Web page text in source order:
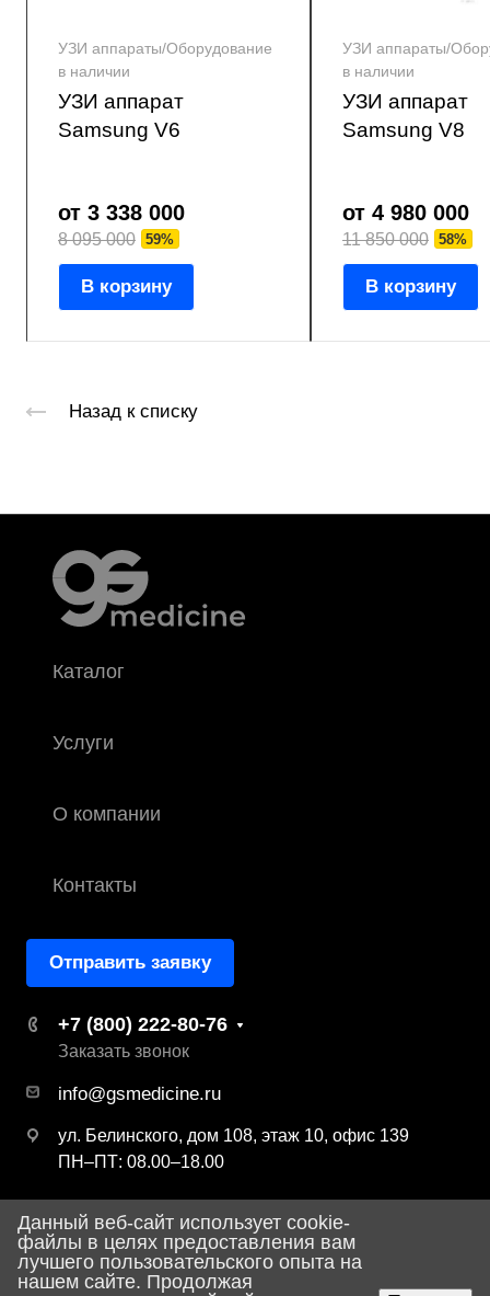
УЗИ аппараты/Оборудование
в наличии
УЗИ аппарат
Samsung V6
от 3 338 000
8 095 000 59%
В корзину
УЗИ аппараты/
в наличии
УЗИ аппарат
Samsung V8
от 4 980 000
11 850 000 58%
В корзину
Назад к списку
Каталог
Услуги
О компании
Контакты
Отправить заявку
+7 (800) 222-80-76
Заказать звонок
info@gsmedicine.ru
ул. Белинского, дом 108, этаж 10, офис 139
ПН–ПТ: 08.00–18.00
© 2026 ООО «ДЖИ ЭС Медицина»
Политика конфиденциальности
Данный веб-сайт использует cookie-
файлы в целях предоставления вам
лучшего пользовательского опыта на
нашем сайте. Продолжая